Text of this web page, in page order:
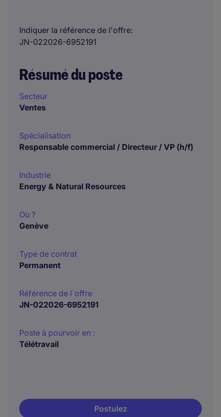
Indiquer la référence de l'offre
JN-022026-6952191
Résumé du poste
Secteur
Ventes
Spécialisation
Responsable commercial / Directeur / VP (h/f)
Industrie
Energy & Natural Resources
Où ?
Genève
Type de contrat
Permanent
Référence de l´offre
JN-022026-6952191
Poste à pourvoir en :
Télétravail
Postulez